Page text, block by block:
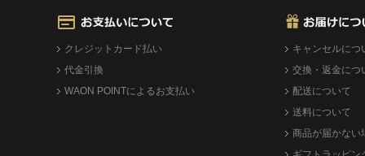
クレジットカード払い
代金引換
WAON POINTによるお支払い
キャンセルにつ
交換・返金につ
配送について
送料について
商品が届かない